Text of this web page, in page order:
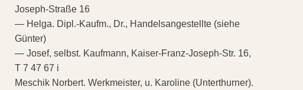
Joseph-Straße 16
— Helga. Dipl.-Kaufm., Dr., Handelsangestellte (siehe
Günter)
— Josef, selbst. Kaufmann, Kaiser-Franz-Joseph-Str. 16,
T 7 47 67 i
Meschik Norbert. Werkmeister, u. Karoline (Unterthurner).